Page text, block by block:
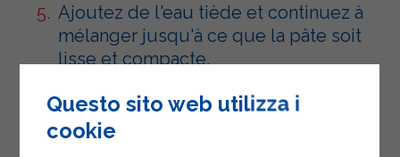
Ajoutez de l'eau tiède et continuez à
mélanger jusqu'à ce que la pâte soit
lisse et compacte.
Étalez la pâte en un rectangle et
garnissez-la de la farce froide aux
épinards.
Questo sito web utilizza i
cookie